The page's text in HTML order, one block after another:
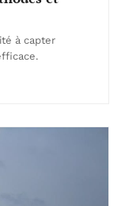
à capter